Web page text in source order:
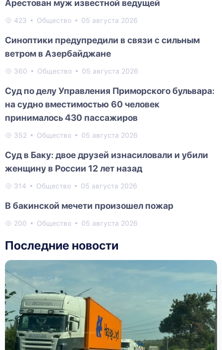
Арестован муж известной ведущей
423 Общество 05 августа 2026
Синоптики предупредили в связи с сильным
ветром в Азербайджане
360 Общество 05 августа 2026
Суд по делу Управления Приморского бульвара:
на судно вместимостью 60 человек
принималось 430 пассажиров
352 Общество 05 августа 2026
Суд в Баку: двое друзей изнасиловали и убили
женщину в России 12 лет назад
314 Общество 05 августа 2026
В бакинской мечети произошел пожар
200 Общество 05 августа 2026
Последние новости